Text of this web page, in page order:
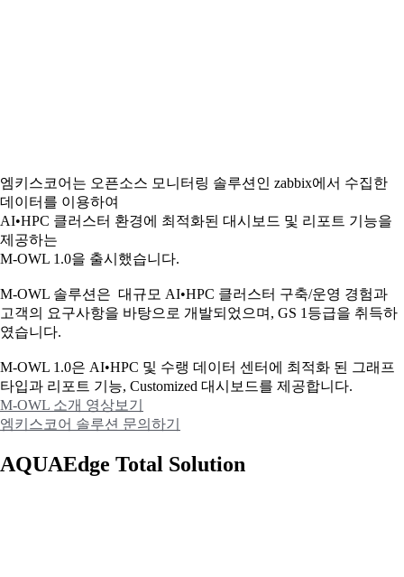
엠키스코어는 오픈소스 모니터링 솔루션인 zabbix에서 수집한
데이터를 이용하여
AI•HPC 클러스터 환경에 최적화된 대시보드 및 리포트 기능을
제공하는
M-OWL 1.0을 출시했습니다.
M-OWL 솔루션은 대규모 AI•HPC 클러스터 구축/운영 경험과
고객의 요구사항을 바탕으로 개발되었으며, GS 1등급을 취득하
였습니다.
M-OWL 1.0은 AI•HPC 및 수랭 데이터 센터에 최적화 된 그래프
타입과 리포트 기능, Customized 대시보드를 제공합니다.
M-OWL 소개 영상보기
엠키스코어 솔루션 문의하기
AQUAEdge Total Solution